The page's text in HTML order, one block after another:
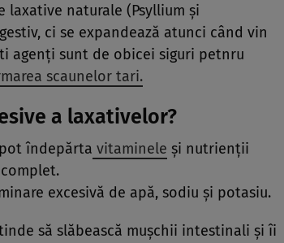
naturale (Psyllium şi
ci se expandează atunci când vin
agenţi sunt de obicei siguri petnru
scaunelor tari.
a laxativelor?
îndepărta vitaminele şi nutrienţii
excesivă de apă, sodiu şi potasiu.
să slăbească muşchii intestinali şi îi